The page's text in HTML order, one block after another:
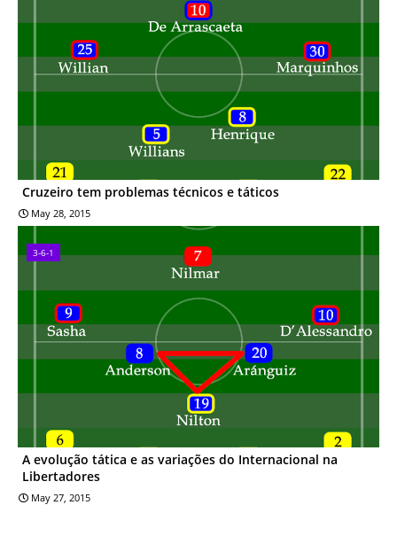
Cruzeiro tem problemas técnicos e táticos
May 28, 2015
3-6-1
A evolução tática e as variações do Internacional na
Libertadores
May 27, 2015